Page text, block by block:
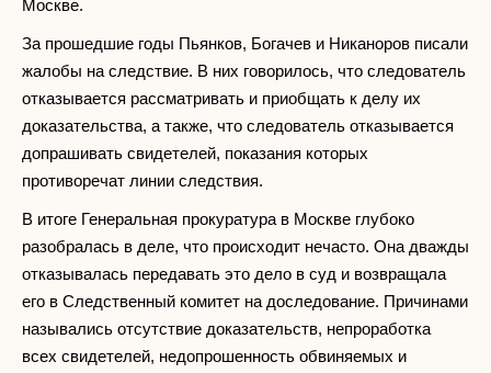
Москве.
За прошедшие годы Пьянков, Богачев и Никаноров писали
жалобы на следствие. В них говорилось, что следователь
отказывается рассматривать и приобщать к делу их
доказательства, а также, что следователь отказывается
допрашивать свидетелей, показания которых
противоречат линии следствия.
В итоге Генеральная прокуратура в Москве глубоко
разобралась в деле, что происходит нечасто. Она дважды
отказывалась передавать это дело в суд и возвращала
его в Следственный комитет на доследование. Причинами
назывались отсутствие доказательств, непроработка
всех свидетелей, недопрошенность обвиняемых и